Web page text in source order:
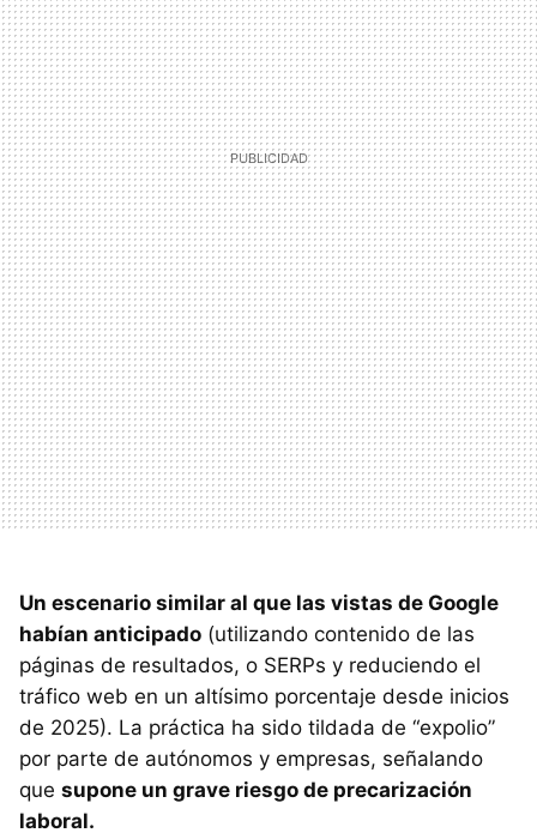
Un escenario similar al que las vistas de Google
habían anticipado (utilizando contenido de las
páginas de resultados, o SERPs y reduciendo el
tráfico web en un altísimo porcentaje desde inicios
de 2025). La práctica ha sido tildada de “expolio”
por parte de autónomos y empresas, señalando
que supone un grave riesgo de precarización
laboral.